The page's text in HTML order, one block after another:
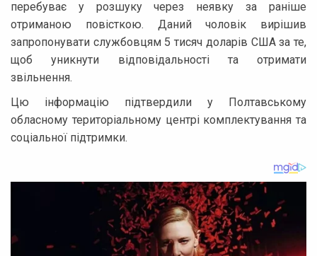
перебуває у розшуку через неявку за раніше
отриманою повісткою. Даний чоловік вирішив
запропонувати службовцям 5 тисяч доларів США за те,
щоб уникнути відповідальності та отримати
звільнення.
Цю інформацію підтвердили у Полтавському
обласному територіальному центрі комплектування та
соціальної підтримки.